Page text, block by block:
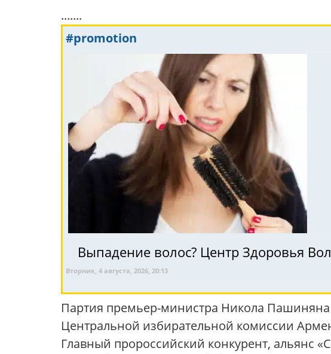
.......
#promotion
Выпадение волос? Центр Здоровья
Вторник, 4 августа, 2026, 20:13
Партия премьер-министра Никола Пашиняна
Центральной избирательной комиссии
Главный пророссийский конкурент, альянс